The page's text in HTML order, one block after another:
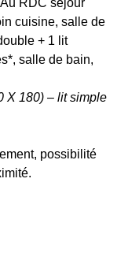
RDC séjour
cuisine, salle de
+ 1 lit
salle de bain,
X 180) – lit simple
possibilité